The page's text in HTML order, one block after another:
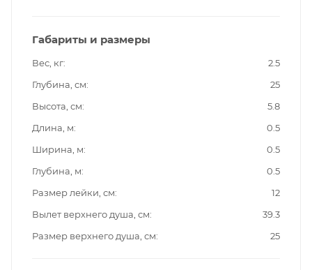
Габариты и размеры
Вес, кг
2.5
Глубина, см
25
Высота, см
5.8
Длина, м
0.5
Ширина, м
0.5
Глубина, м
0.5
Размер лейки, см
12
Вылет верхнего душа, см
39.3
Размер верхнего душа, см
25